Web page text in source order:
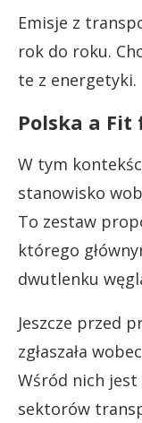
Emisje z
rok do roku.
te z energetyki.
Polska a Fit
W tym
stanowisko
To zestaw
którego
dwutlenku
Jeszcze przed
zgłaszała
Wśród nich
sektorów